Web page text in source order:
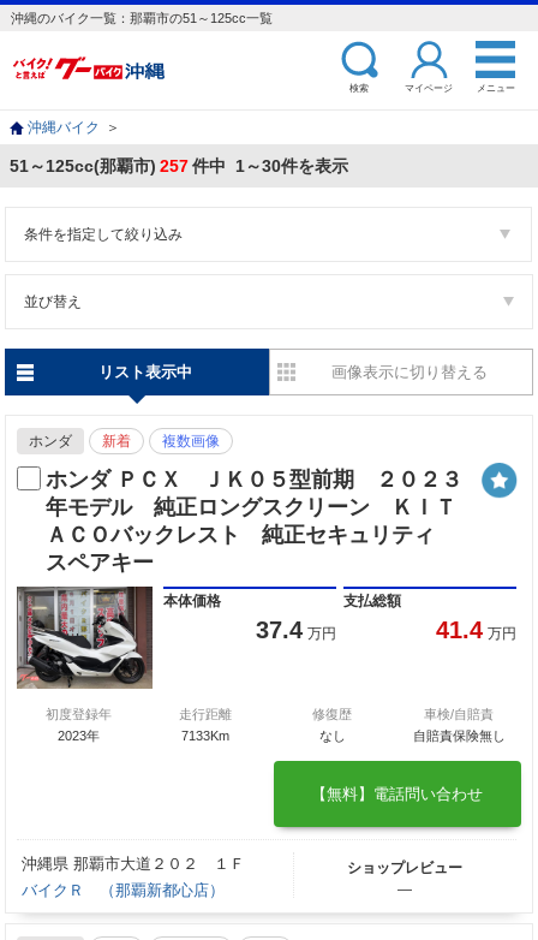
沖縄のバイク一覧：那覇市の51～125cc一覧
検索 マイページ メニュー
沖縄バイク ＞
51～125cc(那覇市) 257件中 1～30件を表示
条件を指定して絞り込み
並び替え
リスト表示中 画像表示に切り替える
ホンダ 新着 複数画像
ホンダ ＰＣＸ ＪＫ０５型前期 ２０２３
年モデル 純正ロングスクリーン ＫＩＴ
ＡＣＯバックレスト 純正セキュリティ
スペアキー
本体価格
37.4 万円
支払総額
41.4 万円
初度登録年
2023年
走行距離
7133Km
修復歴
なし
車検/自賠責
自賠責保険無し
【無料】電話問い合わせ
沖縄県 那覇市大道２０２ １Ｆ
バイクＲ （那覇新都心店）
ショップレビュー
―